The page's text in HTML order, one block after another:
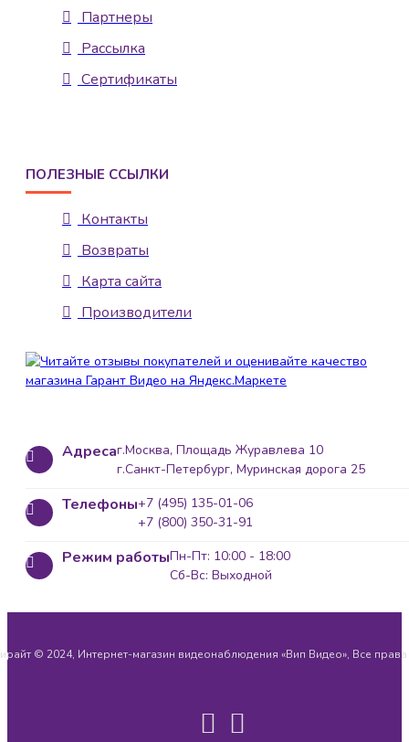
Партнеры
Рассылка
Сертификаты
ПОЛЕЗНЫЕ ССЫЛКИ
Контакты
Возвраты
Карта сайта
Производители
Адресаг.Москва, Площадь Журавлева 10
г.Санкт-Петербург, Муринская дорога 25
Телефоны+7 (495) 135-01-06
+7 (800) 350-31-91
Режим работыПн-Пт: 10:00 - 18:00
Сб-Вс: Выходной
© 2024, Интернет-магазин видеонаблюдения «Вип Видео», Все